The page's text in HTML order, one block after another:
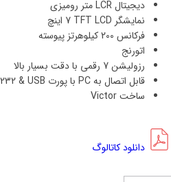
دیجیتالLCRمتر رومیزی
نمایشگر TFT LCD 7 اینچ
فرکانس 200کیلوهرتز پیوسته
اتورنج
رزولیشن 7 رقمی با دقت بسیار بالا
قابل اتصال به PC با پورت
& USB
ساخت Victor
دانلود کاتالوگ